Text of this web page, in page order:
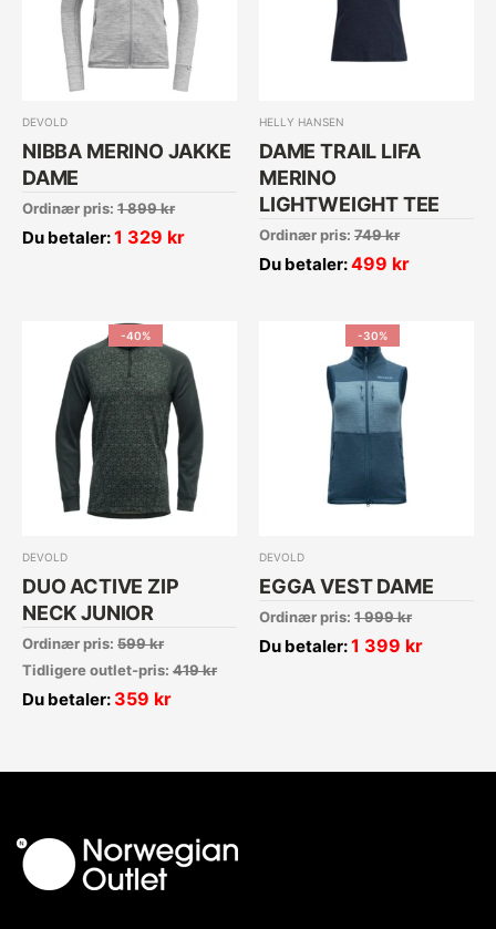
DEVOLD
NIBBA MERINO JAKKE
DAME
Ordinær pris: 1 899kr
Du betaler:1 329 kr
HELLY HANSEN
DAME TRAIL LIFA
MERINO
LIGHTWEIGHT TEE
Ordinær pris: 749kr
Du betaler:499 kr
-40%
DEVOLD
DUO ACTIVE ZIP
NECK JUNIOR
Ordinær pris: 599kr
Tidligere outlet-pris: 419kr
Du betaler: 359 kr
-30%
DEVOLD
EGGA VEST DAME
Ordinær pris: 1 999kr
Du betaler:1 399 kr